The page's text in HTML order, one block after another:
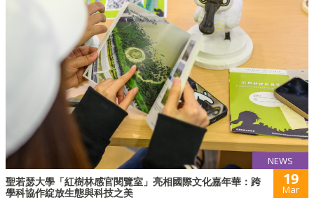
NEWS
聖若瑟大學「紅樹林感官閱覽室」亮相國際文化嘉年華：跨
學科協作綻放生態與科技之美
19
Mar